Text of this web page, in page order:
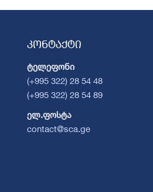
კონტაქტი
ტელეფონი
(+995 322) 28 54 48
(+995 322) 28 54 89
ელ.ფოსტა
contact@sca.ge